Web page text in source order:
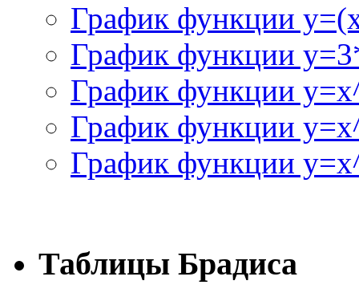
График функции
График функции
График функции
График функции
График функции
Таблицы Брадиса